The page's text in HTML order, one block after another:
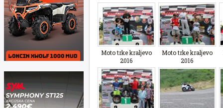
Moto trke kraljevo
2016
Moto trke kraljevo
2016